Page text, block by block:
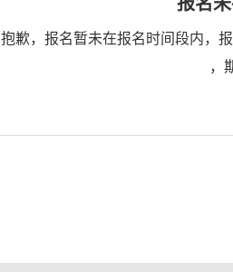
抱歉，报名暂未在报名时间段内，
，